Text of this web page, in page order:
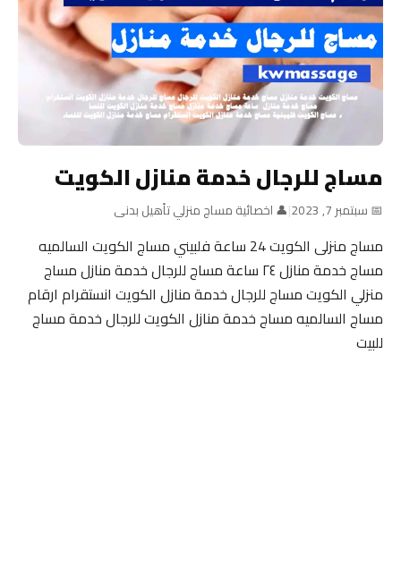
مساج للرجال خدمة منازل الكويت
📅 سبتمبر 7, 2023 |👤 اخصائية مساج منزلي تأهيل بدنى
مساج منزلى الكويت 24 ساعة فلبيني مساج الكويت السالميه
مساج خدمة منازل ٢٤ ساعة مساج للرجال خدمة منازل مساج
منزلي الكويت مساج للرجال خدمة منازل الكويت انستقرام ارقام
مساج السالميه مساج خدمة منازل الكويت للرجال خدمة مساج
للبيت